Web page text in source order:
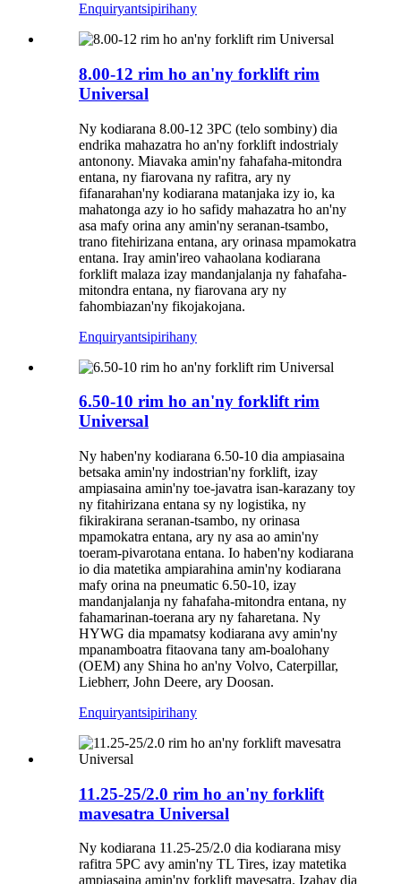
Enquiryantsipirihany
8.00-12 rim ho an'ny forklift rim
Universal
Ny kodiarana 8.00-12 3PC (telo sombiny) dia
endrika mahazatra ho an'ny forklift indostrialy
antonony. Miavaka amin'ny fahafaha-mitondra
entana, ny fiarovana ny rafitra, ary ny
fifanarahan'ny kodiarana matanjaka izy io, ka
mahatonga azy io ho safidy mahazatra ho an'ny
asa mafy orina any amin'ny seranan-tsambo,
trano fitehirizana entana, ary orinasa mpamokatra
entana. Iray amin'ireo vahaolana kodiarana
forklift malaza izay mandanjalanja ny fahafaha-
mitondra entana, ny fiarovana ary ny
fahombiazan'ny fikojakojana.
Enquiryantsipirihany
6.50-10 rim ho an'ny forklift rim
Universal
Ny haben'ny kodiarana 6.50-10 dia ampiasaina
betsaka amin'ny indostrian'ny forklift, izay
ampiasaina amin'ny toe-javatra isan-karazany toy
ny fitahirizana entana sy ny logistika, ny
fikirakirana seranan-tsambo, ny orinasa
mpamokatra entana, ary ny asa ao amin'ny
toeram-pivarotana entana. Io haben'ny kodiarana
io dia matetika ampiarahina amin'ny kodiarana
mafy orina na pneumatic 6.50-10, izay
mandanjalanja ny fahafaha-mitondra entana, ny
fahamarinan-toerana ary ny faharetana. Ny
HYWG dia mpamatsy kodiarana avy amin'ny
mpanamboatra fitaovana tany am-boalohany
(OEM) any Shina ho an'ny Volvo, Caterpillar,
Liebherr, John Deere, ary Doosan.
Enquiryantsipirihany
11.25-25/2.0 rim ho an'ny forklift
mavesatra Universal
Ny kodiarana 11.25-25/2.0 dia kodiarana misy
rafitra 5PC avy amin'ny TL Tires, izay matetika
ampiasaina amin'ny forklift mavesatra. Izahay dia